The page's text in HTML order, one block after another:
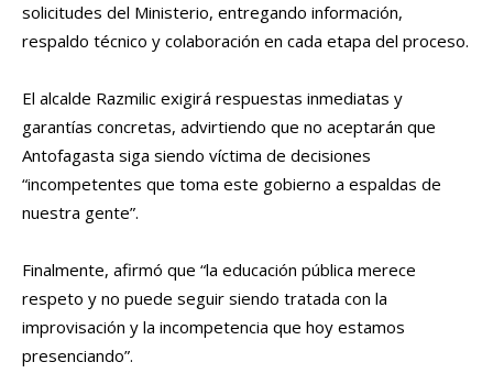
solicitudes del Ministerio, entregando información,
respaldo técnico y colaboración en cada etapa del proceso.
El alcalde Razmilic exigirá respuestas inmediatas y
garantías concretas, advirtiendo que no aceptarán que
Antofagasta siga siendo víctima de decisiones
“incompetentes que toma este gobierno a espaldas de
nuestra gente”.
Finalmente, afirmó que “la educación pública merece
respeto y no puede seguir siendo tratada con la
improvisación y la incompetencia que hoy estamos
presenciando”.